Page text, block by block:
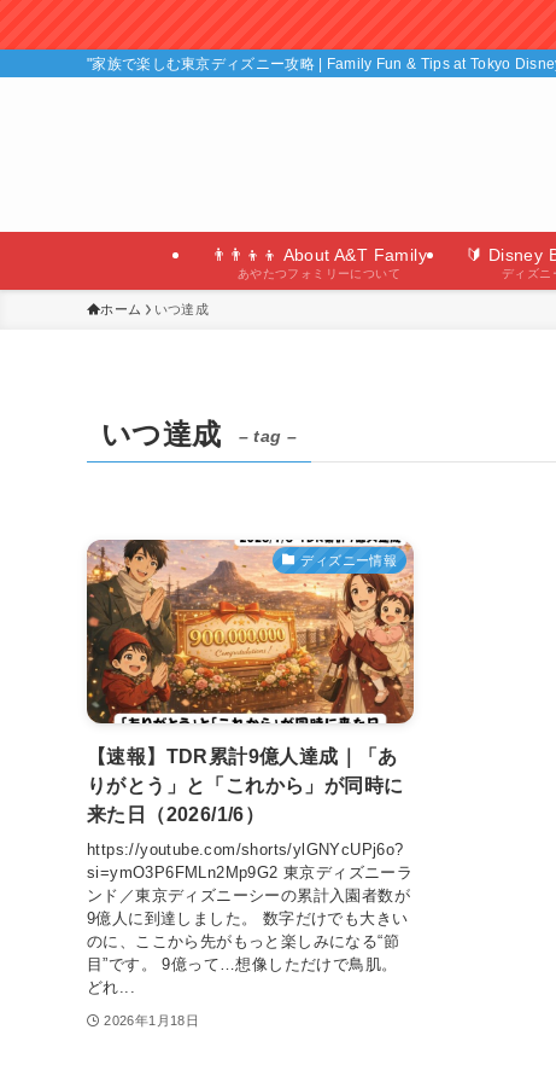
"家族で楽しむ東京ディズニー攻略 | Family Fun & Tips at Tokyo
👨‍👨‍👦‍👦 About A&T Family
あやたつフォミリーについて
🔰 Disney
ディズニ
ホーム いつ達成
いつ達成 – tag –
ディズニー情報
【速報】TDR累計9億人達成｜「あ
りがとう」と「これから」が同時に
来た日（2026/1/6）
https://youtube.com/shorts/ylGNYcUPj6o?
si=ymO3P6FMLn2Mp9G2 東京ディズニーラ
ンド／東京ディズニーシーの累計入園者数が
9億人に到達しました。 数字だけでも大きい
のに、ここから先がもっと楽しみになる“節
目”です。 9億って…想像しただけで鳥肌。
どれ...
2026年1月18日